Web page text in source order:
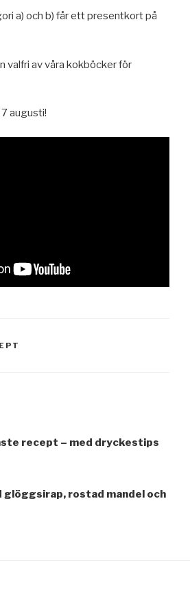
a) och b) får ett presentkort på
valfri av våra kokböcker för
augusti!
recept – med dryckestips
glöggsirap, rostad mandel och